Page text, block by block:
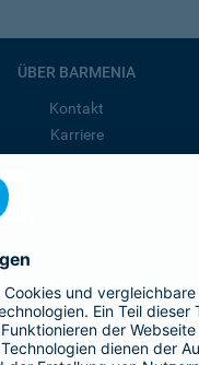
ÜBER BARMENIA
Kontakt
Karriere
ist Teil der BarmeniaGothaer
BELIEBTE SEITEN
Zusatzversicherung